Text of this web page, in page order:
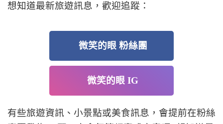
想知道最新旅遊訊息，歡迎追蹤：
微笑的眼 粉絲團
微笑的眼 IG
有些旅遊資訊、小景點或美食訊息，會提前在粉絲